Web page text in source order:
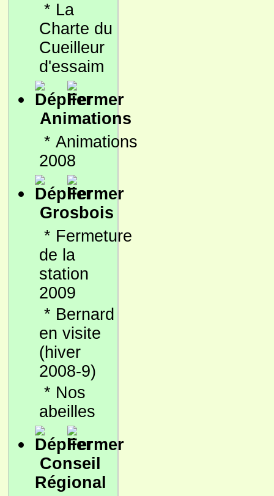
* La
Charte du
Cueilleur
d'essaim
Animations
* Animations
2008
Grosbois
* Fermeture
de la
station
2009
* Bernard
en visite
(hiver
2008-9)
* Nos
abeilles
Conseil
Régional